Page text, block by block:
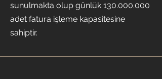
sunulmakta olup günlük 130.000.000
adet fatura işleme kapasitesine
sahiptir.